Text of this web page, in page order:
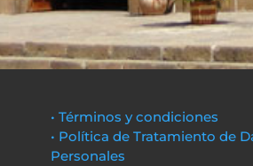
• Términos y condiciones
• Política de Tratamiento de
Personales